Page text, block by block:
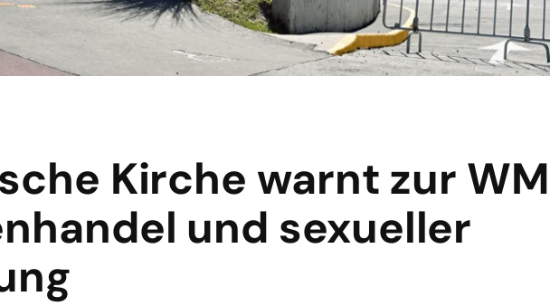
Kirche warnt zur
und sexueller